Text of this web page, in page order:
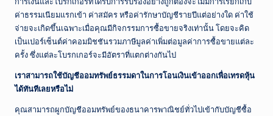
ค่าธรรมเนียมแรกเข้า ค่าสมัคร หรือค่ารักษาบัญชีรายปีแต่อย่างใด ค่าใช้
จ่ายจะเกิดขึ้นเฉพาะเมื่อคุณมีกิจกรรมการซื้อขายจริงเท่านั้น โดยจะคิด
เป็นเปอร์เซ็นต์ค่าคอมมิชชันรวมภาษีมูลค่าเพิ่มต่อมูลค่าการซื้อขายแต่ละ
ครั้ง ซึ่งแต่ละโบรกเกอร์จะมีอัตราที่แตกต่างกันไป
เราสามารถใช้บัญชีออมทรัพย์ธรรมดาในการโอนเงินเข้าออกเพื่อเทรดหุ้น
ได้ทันทีเลยหรือไม่
คุณสามารถผูกบัญชีออมทรัพย์ของธนาคารพาณิชย์ทั่วไปเข้ากับบัญชีซื้อ